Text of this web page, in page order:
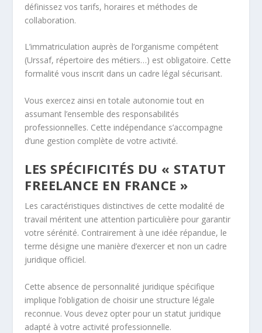
définissez vos tarifs, horaires et méthodes de
collaboration.
L’immatriculation auprès de l’organisme compétent
(Urssaf, répertoire des métiers…) est obligatoire. Cette
formalité vous inscrit dans un cadre légal sécurisant.
Vous exercez ainsi en totale autonomie tout en
assumant l’ensemble des responsabilités
professionnelles. Cette indépendance s’accompagne
d’une gestion complète de votre activité.
LES SPÉCIFICITÉS DU « STATUT
FREELANCE EN FRANCE »
Les caractéristiques distinctives de cette modalité de
travail méritent une attention particulière pour garantir
votre sérénité. Contrairement à une idée répandue, le
terme désigne une manière d’exercer et non un cadre
juridique officiel.
Cette absence de personnalité juridique spécifique
implique l’obligation de choisir une structure légale
reconnue. Vous devez opter pour un statut juridique
adapté à votre activité professionnelle.